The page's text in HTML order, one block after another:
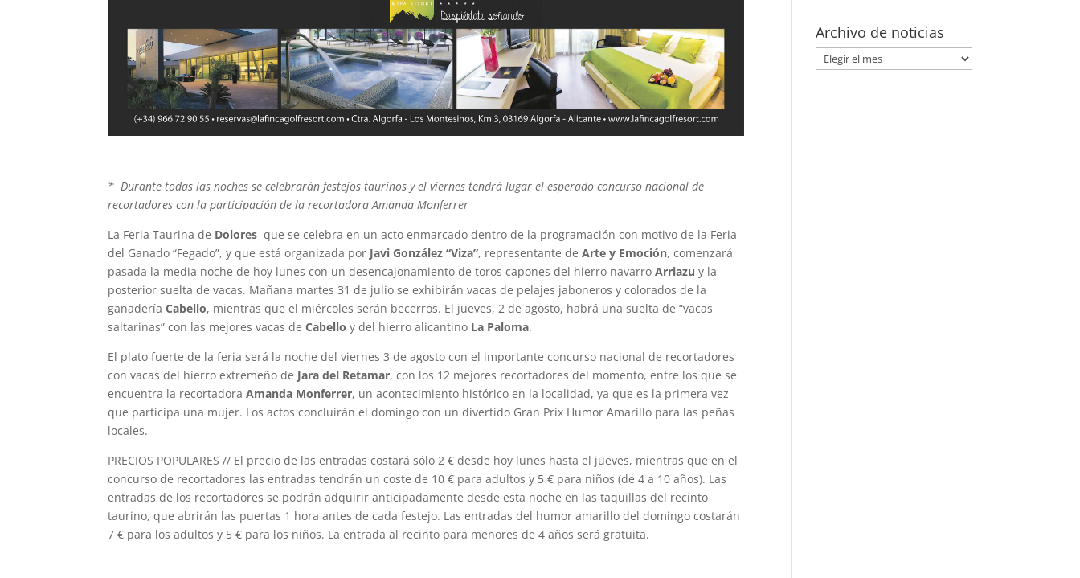
* Durante todas las noches se celebrarán festejos taurinos y el viernes tendrá lugar el esperado concurso nacional de
recortadores con la participación de la recortadora Amanda Monferrer
La Feria Taurina de Dolores que se celebra en un acto enmarcado dentro de la programación con motivo de la Feria
del Ganado “Fegado”, y que está organizada por Javi González “Viza”, representante deArte y Emoción, comenzará
pasada la media noche de hoy lunes con un desencajonamiento de toros capones del hierro navarroArriazu y la
posterior suelta de vacas. Mañana martes 31 de julio se exhibirán vacas de pelajes jaboneros y colorados de la
ganaderíaCabello, mientras que el miércoles serán becerros. El jueves, 2 de agosto, habrá una suelta de “vacas
saltarinas” con las mejores vacas deCabello y del hierro alicantino La Paloma.
El plato fuerte de la feria será la noche del viernes 3 de agosto con el importante concurso nacional de recortadores
con vacas del hierro extremeño de Jara del Retamar, con los 12 mejores recortadores del momento, entre los que se
encuentra la recortadoraAmanda Monferrer, un acontecimiento histórico en la localidad, ya que es la primera vez
que participa una mujer. Los actos concluirán el domingo con un divertido Gran Prix Humor Amarillo para las peñas
locales.
PRECIOS POPULARES // El precio de las entradas costará sólo 2 € desde hoy lunes hasta el jueves, mientras que en el
concurso de recortadores las entradas tendrán un coste de 10 € para adultos y 5 € para niños (de 4 a 10 años). Las
entradas de los recortadores se podrán adquirir anticipadamente desde esta noche en las taquillas del recinto
taurino, que abrirán las puertas 1 hora antes de cada festejo. Las entradas del humor amarillo del domingo costarán
7 € para los adultos y 5 € para los niños. La entrada al recinto para menores de 4 años será gratuita.
Archivo de noticias
Archivo
de